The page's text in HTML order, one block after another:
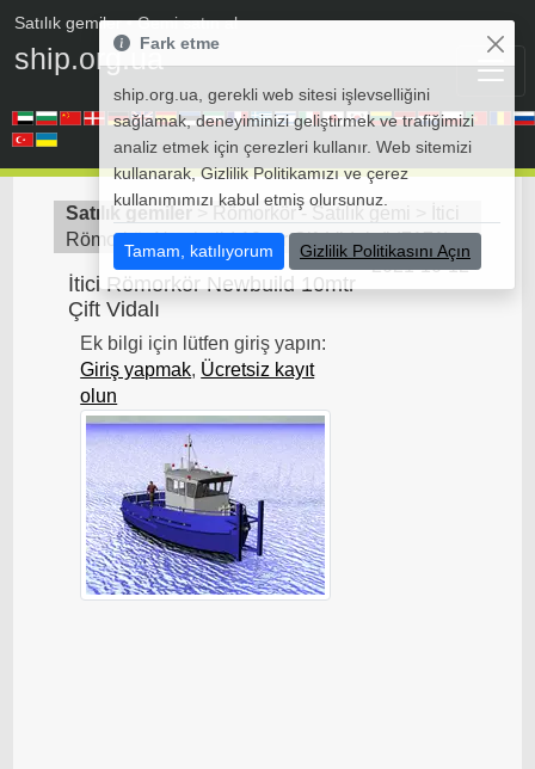
Satılık gemiler• Gemi satın al
ship.org.ua
Satılık gemiler Römorkör - Satılık gemi
İtici
Römorkör Newbuild 10mtr Çift Vidalı(id7171)
2021-10-12
İtici Römorkör Newbuild 10mtr
Çift Vidalı
Ek bilgi için lütfen giriş yapın:
Giriş yapmak, Ücretsiz kayıt
olun
Fark etme
ship.org.ua, gerekli web sitesi işlevselliğini
sağlamak, deneyiminizi geliştirmek ve trafiğimizi
analiz etmek için çerezleri kullanır. Web sitemizi
kullanarak, Gizlilik Politikamızı ve çerez
kullanımımızı kabul etmiş olursunuz.
Tamam, katılıyorum Gizlilik Politikasını Açın